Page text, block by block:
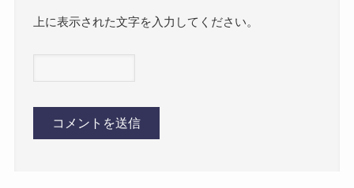
上に表示された文字を入力してください。